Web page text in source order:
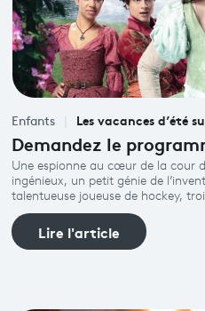
Enfants Les vacances d’été
Demandez le
Une espionne au cœur de la cour
ingénieux, un petit génie de
talentueuse joueuse de hockey,
Lire l'article